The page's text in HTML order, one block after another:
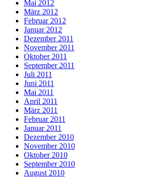
Mai 2012
März 2012
Februar 2012
Januar 2012
Dezember 2011
November 2011
Oktober 2011
September 2011
Juli 2011
Juni 2011
Mai 2011
April 2011
März 2011
Februar 2011
Januar 2011
Dezember 2010
November 2010
Oktober 2010
September 2010
August 2010